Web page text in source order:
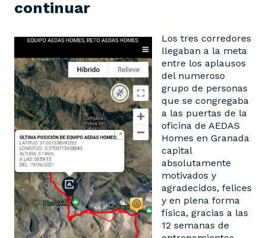
continuar
Los tres corredores
llegaban a la meta
entre los aplausos
del numeroso
grupo de personas
que se congregaba
a las puertas de la
oficina de AEDAS
Homes en Granada
capital
absolutamente
motivados y
agradecidos, felices
y en plena forma
física, gracias a las
12 semanas de